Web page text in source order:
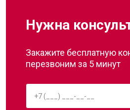
Нужна
Закажите бесплатную
перезвоним за 5 минут